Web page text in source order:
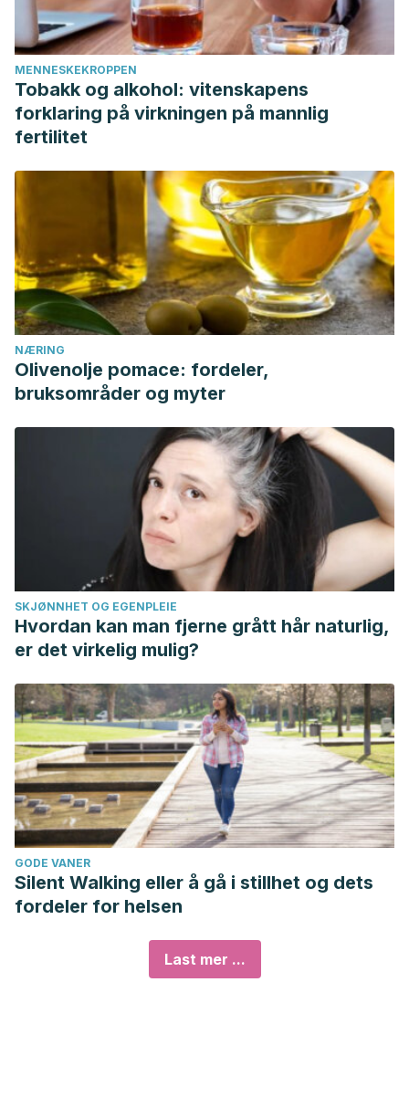
MENNESKEKROPPEN
Tobakk og alkohol: vitenskapens
forklaring på virkningen på mannlig
fertilitet
NÆRING
Olivenolje pomace: fordeler,
bruksområder og myter
SKJØNNHET OG EGENPLEIE
Hvordan kan man fjerne grått hår naturlig,
er det virkelig mulig?
GODE VANER
Silent Walking eller å gå i stillhet og dets
fordeler for helsen
Last mer ...